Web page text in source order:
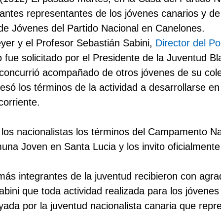
representantes de los jóvenes canarios y
Jóvenes del Partido Nacional en Canelones.
y el Profesor Sebastián Sabini, Director del
fue solicitado por el Presidente de la Juventud
acompañado de otros jóvenes de su
los términos de la actividad a desarrollarse
nacionalistas los términos del Campamento
Joven en Santa Lucia y los invito
integrantes de la juventud recibieron con
que toda actividad realizada para los
por la juventud nacionalista canaria que